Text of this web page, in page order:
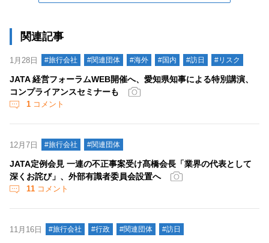
関連記事
1月28日 #旅行会社 #関連団体 #海外 #国内 #訪日 #リスク
JATA 経営フォーラムWEB開催へ、愛知県知事による特別講演、
コンプライアンスセミナーも
1 コメント
12月7日 #旅行会社 #関連団体
JATA定例会見 一連の不正事案受け髙橋会長「業界の代表として
深くお詫び」、外部有識者委員会設置へ
11 コメント
11月16日 #旅行会社 #行政 #関連団体 #訪日